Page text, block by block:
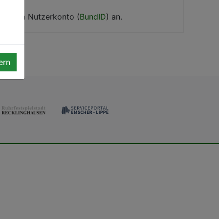
Nutzerkonto (BundID) an.